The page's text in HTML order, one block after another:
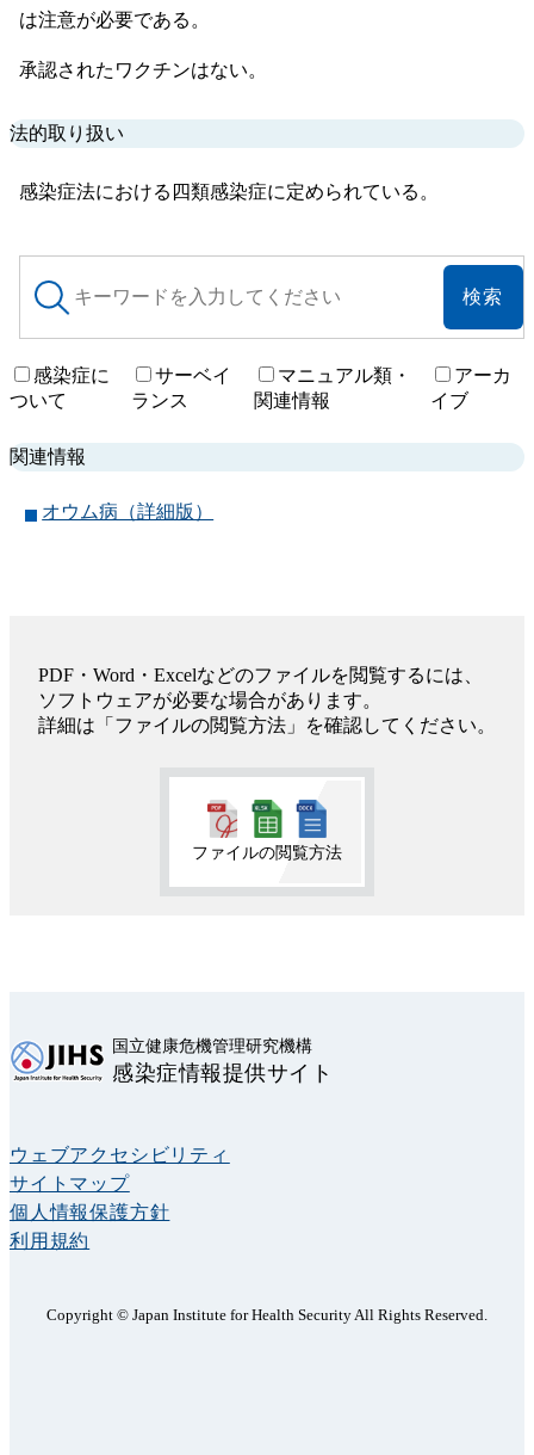
は注意が必要である。
承認されたワクチンはない。
法的取り扱い
感染症法における四類感染症に定められている。
ト
内
検
索
感染症に
ついて
サーベイ
ランス
マニュアル類・
関連情報
アーカ
イブ
関連情報
オウム病（詳細版）
PDF・Word・Excelなどのファイルを閲覧するには、
ソフトウェアが必要な場合があります。
詳細は「ファイルの閲覧方法」を確認してください。
ファイルの閲覧方法
国立健康危機管理研究機構
感染症情報提供サイト
ウェブアクセシビリティ
サイトマップ
個人情報保護方針
利用規約
Copyright © Japan Institute for Health Security All Rights Reserved.